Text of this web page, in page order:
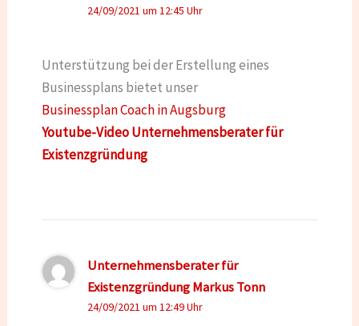
24/09/2021 um 12:45 Uhr
Unterstützung bei der Erstellung eines
Businessplans bietet unser
Businessplan Coach in Augsburg
Youtube-Video Unternehmensberater für
Existenzgründung
Unternehmensberater für
Existenzgründung Markus Tonn
24/09/2021 um 12:49 Uhr